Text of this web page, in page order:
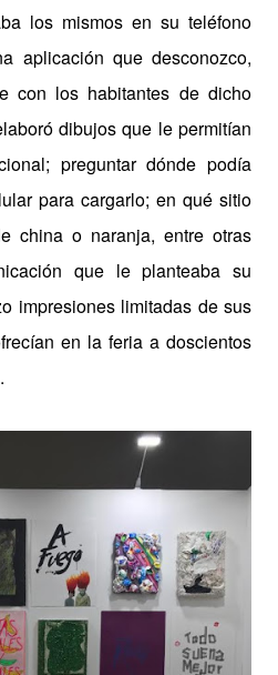
los mismos en su teléfono
aplicación que desconozco,
con los habitantes de dicho
dibujos que le permitían
preguntar dónde podía
para cargarlo; en qué sitio
china o naranja, entre otras
que le planteaba su
impresiones limitadas de sus
en la feria a doscientos